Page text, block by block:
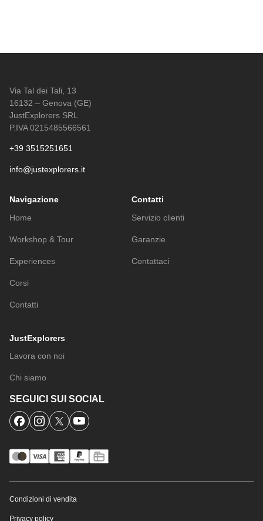
Via Tal dei Tali, 13
16132 – Genova (GE)
JustExplorers SRL
P.IVA 0215485566561
+39 3515251651
info@justexplorers.it
Navigazione
Home
Workshop & Tour
Experiences
Corsi
Contatti
Contatti
Servizio clienti
Garanzie
Contattaci
JustExplorers
Lavora con noi
Chi siamo
SEGUICI SUI SOCIAL
Condizioni di vendita
Privacy policy